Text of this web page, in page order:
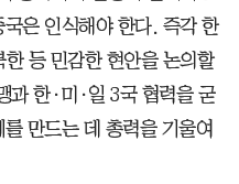
은 인식해야 한다. 즉각 한
등 민감한 현안을 논의할
과 한·미·일 3국 협력을 굳
만드는 데 총력을 기울여